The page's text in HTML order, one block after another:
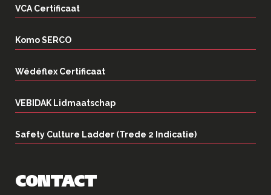
VCA Certificaat
Komo SERCO
Wédéflex Certificaat
VEBIDAK Lidmaatschap
Safety Culture Ladder (Trede 2 Indicatie)
CONTACT